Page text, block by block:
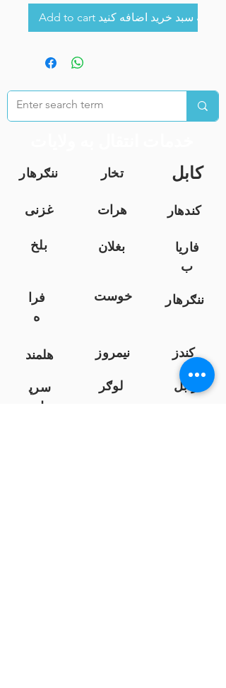
Add to cart به سبد خرید اضافه کنید
ننګرهار تخار کابل
غزنی هرات
کندهار
بلخ
بغلان
فاریا
ب
فرا
ه
خوست ننګرهار
هلمند نیمروز
کندز
سرپ
ل
لوګر زابل